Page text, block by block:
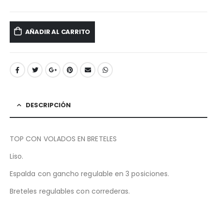
AÑADIR AL CARRITO
DESCRIPCIÓN
TOP CON VOLADOS EN BRETELES
Liso.
Espalda con gancho regulable en 3 posiciones.
Breteles regulables con correderas.